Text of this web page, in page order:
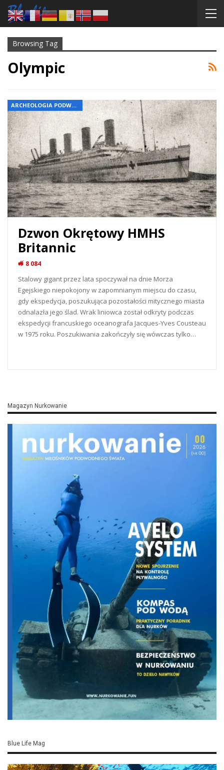
Browsing Tag
Olympic
ARCHEOLOGIA PODWODNA
Dzwon Okrętowy HMHS
Britannic
8 084
Stalowy gigant przez lata spoczywał na dnie Morza
Egejskiego niepokojony w zapomnianym miejscu do czasu,
gdy ekspedycja, poszukująca pozostałości mitycznego miasta
odnalazła jego ślad. Wrak liniowca został odkryty podczas
ekspedycji francuskiego oceanografa Jacques-Yves Cousteau
w 1975 roku. Poszukiwania zakończyły się wówczas tylko…
Magazyn Nurkowanie
Blue Life Mag